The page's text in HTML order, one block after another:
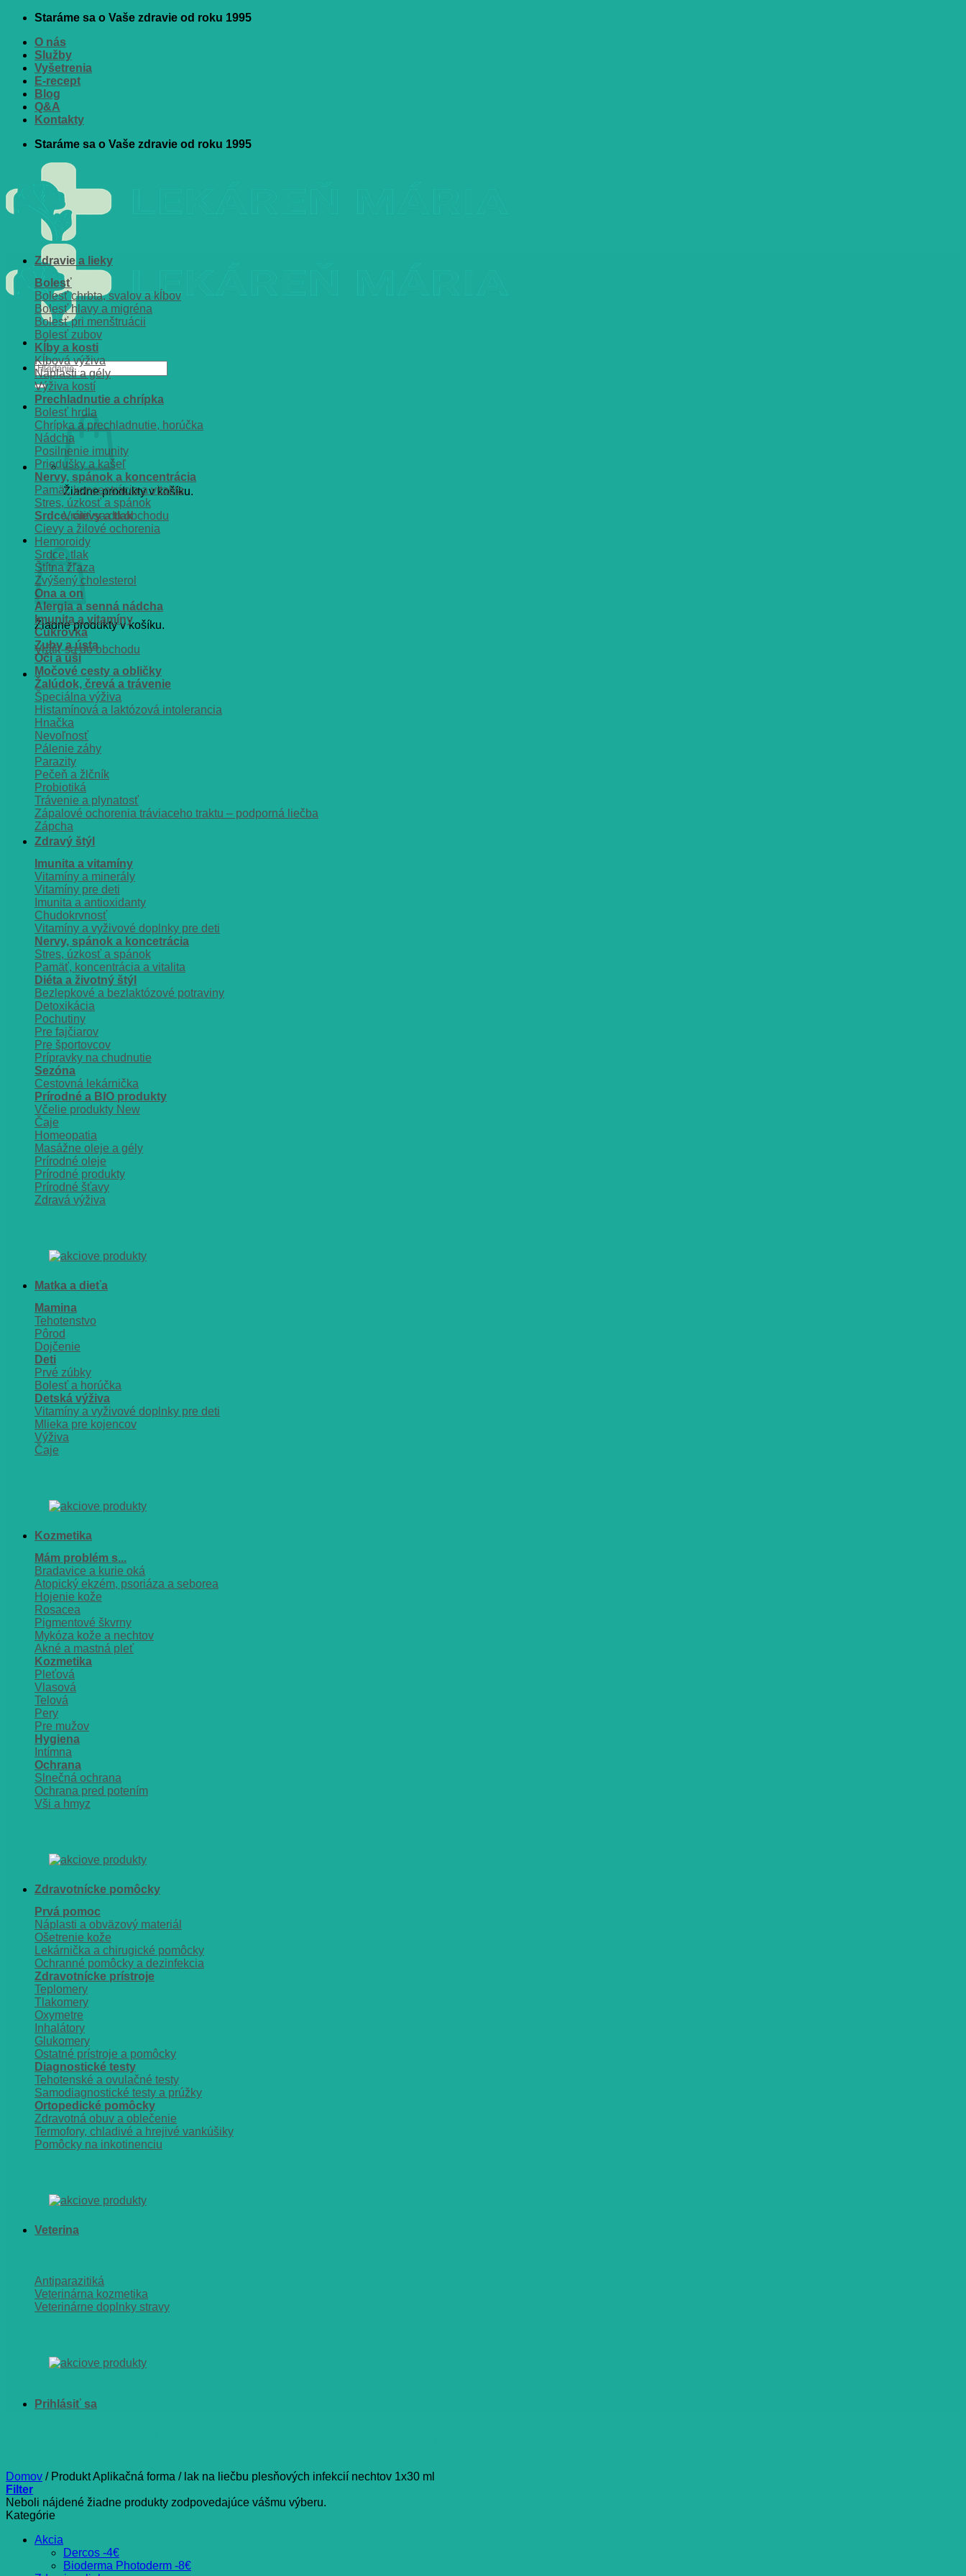
Skip
content
Staráme sa o Vaše zdravie od roku 1995
O nás
Služby
Vyšetrenia
E-recept
Blog
Q&A
Kontakty
Staráme sa o Vaše zdravie od roku 1995
Hľadať:
Žiadne produkty v košíku.
Vrátiť sa do obchodu
Košík
Žiadne produkty v košíku.
Vrátiť sa do obchodu
Zdravie a lieky
Bolesť
Bolesť chrbta, svalov a kĺbov
Bolesť hlavy a migréna
Bolesť pri menštruácii
Bolesť zubov
Kĺby a kosti
Kĺbová výživa
Náplasti a gély
Výživa kostí
Prechladnutie a chrípka
Bolesť hrdla
Chrípka a prechladnutie, horúčka
Nádcha
Posilnenie imunity
Priedušky a kašeľ
Nervy, spánok a koncentrácia
Pamät, koncentrácia a vitalita
Stres, úzkosť a spánok
Srdce, cievy a tlak
Cievy a žilové ochorenia
Hemoroidy
Srdce, tlak
Štítna žľaza
Zvýšený cholesterol
Ona a on
Alergia a senná nádcha
Imunita a vitamíny
Cukrovka
Zuby a ústa
Oči a uši
Močové cesty a obličky
Žalúdok, črevá a trávenie
Špeciálna výživa
Histamínová a laktózová intolerancia
Hnačka
Nevoľnosť
Pálenie záhy
Parazity
Pečeň a žlčník
Probiotiká
Trávenie a plynatosť
Zápalové ochorenia tráviaceho traktu – podporná liečba
Zápcha
Zdravý štýl
Imunita a vitamíny
Vitamíny a minerály
Vitamíny pre deti
Imunita a antioxidanty
Chudokrvnosť
Vitamíny a vyživové doplnky pre deti
Nervy, spánok a koncetrácia
Stres, úzkosť a spánok
Pamäť, koncentrácia a vitalita
Diéta a životný štýl
Bezlepkové a bezlaktózové potraviny
Detoxikácia
Pochutiny
Pre fajčiarov
Pre športovcov
Prípravky na chudnutie
Sezóna
Cestovná lekárnička
Prírodné a BIO produkty
Včelie produkty
Čaje
Homeopatia
Masážne oleje a gély
Prírodné oleje
Prírodné produkty
Prírodné šťavy
Zdravá výživa
Matka a dieťa
Mamina
Tehotenstvo
Pôrod
Dojčenie
Deti
Prvé zúbky
Bolesť a horúčka
Detská výživa
Vitamíny a vyživové doplnky pre deti
Mlieka pre kojencov
Výživa
Čaje
Kozmetika
Mám problém s...
Bradavice a kurie oká
Atopický ekzém, psoriáza a seborea
Hojenie kože
Rosacea
Pigmentové škvrny
Mykóza kože a nechtov
Akné a mastná pleť
Kozmetika
Pleťová
Vlasová
Telová
Pery
Pre mužov
Hygiena
Intímna
Ochrana
Slnečná ochrana
Ochrana pred potením
Vši a hmyz
Zdravotnícke pomôcky
Prvá pomoc
Náplasti a obväzový materiál
Ošetrenie kože
Lekárnička a chirugické pomôcky
Ochranné pomôcky a dezinfekcia
Zdravotnícke prístroje
Teplomery
Tlakomery
Oxymetre
Inhalátory
Glukomery
Ostatné prístroje a pomôcky
Diagnostické testy
Tehotenské a ovulačné testy
Samodiagnostické testy a prúžky
Ortopedické pomôcky
Zdravotná obuv a oblečenie
Termofory, chladivé a hrejivé vankúšiky
Pomôcky na inkotinenciu
Veterina
Antiparazitiká
Veterinárna kozmetika
Veterinárne doplnky stravy
Domov /Produkt Aplikačná forma /lak na liečbu plesňových infekcií nechtov 1x30 ml
Filter
Neboli nájdené žiadne produkty zodpovedajúce vášmu výberu.
Kategórie
Akcia
Dercos -4€
Bioderma Photoderm -8€